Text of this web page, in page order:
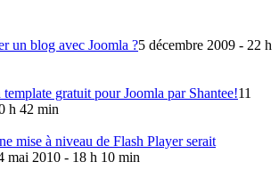
un blog avec Joomla ?5 décembre 2009 - 22 h
gratuit pour Joomla par Shantee!11
h 42 min
mise à niveau de Flash Player serait
mai 2010 - 18 h 10 min